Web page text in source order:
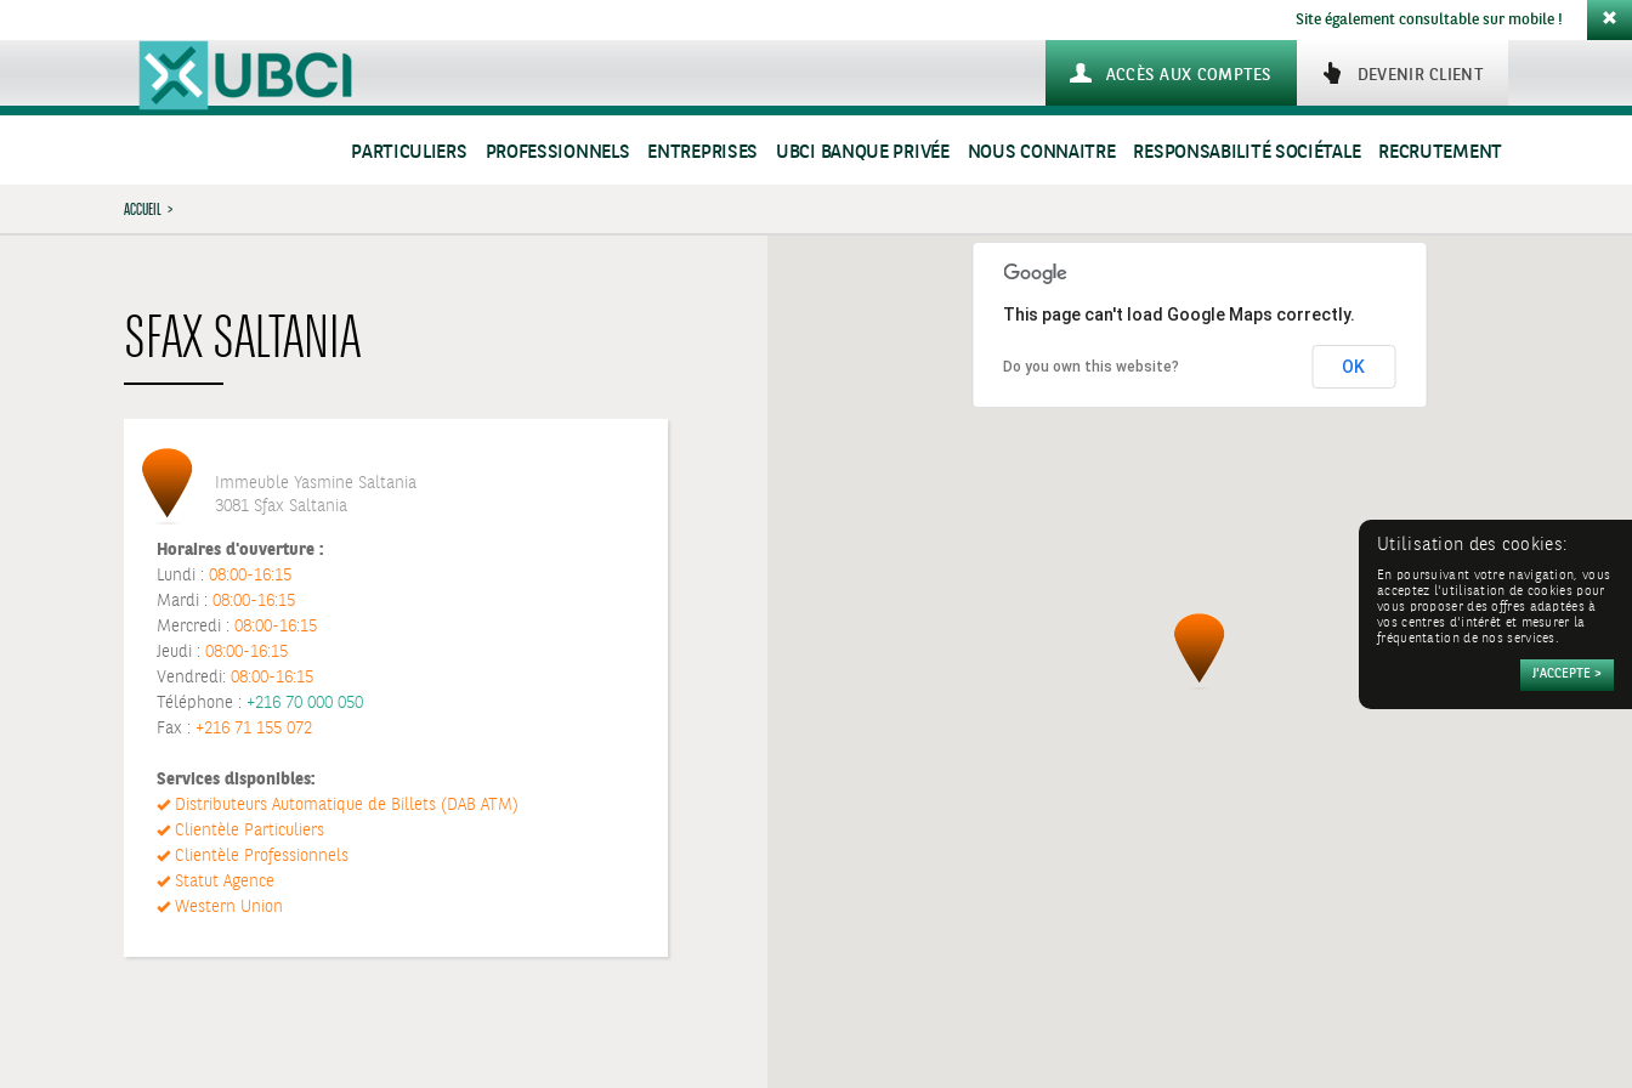
Site également consultable sur mobile !
DEVENIR CLIENT
ACCÈS AUX COMPTES
PARTICULIERS PROFESSIONNELS ENTREPRISES UBCI BANQUE PRIVÉE NOUS CONNAITRE RESPONSABILITÉ SOCIÉTALE RECRUTEMENT
ACCUEIL >
This page can't load Google Maps correctly.
Do you own this website? OK
SFAX SALTANIA
Immeuble Yasmine Saltania
3081 Sfax Saltania
Horaires d'ouverture :
Lundi : 08:00-16:15
Mardi : 08:00-16:15
Mercredi : 08:00-16:15
Jeudi : 08:00-16:15
Vendredi: 08:00-16:15
Téléphone : +216 70 000 050
Fax : +216 71 155 072
Services disponibles:
Distributeurs Automatique de Billets (DAB ATM)
Clientèle Particuliers
Clientèle Professionnels
Statut Agence
Western Union
Utilisation des cookies:
En poursuivant votre navigation, vous
acceptez l'utilisation de cookies pour
vous proposer des offres adaptées à
vos centres d'intérêt et mesurer la
fréquentation de nos services.